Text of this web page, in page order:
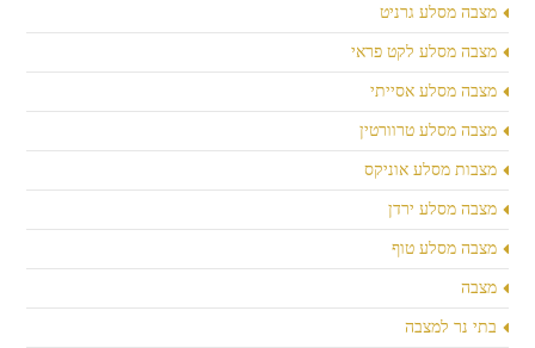
מצבה מסלע גרניט
מצבה מסלע לקט פראי
מצבה מסלע אסייתי
מצבה מסלע טרוורטין
מצבות מסלע אוניקס
מצבה מסלע ירדן
מצבה מסלע טוף
מצבה
בתי נר למצבה